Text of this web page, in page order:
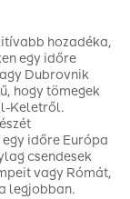
hozadéka,
egy időre
Dubrovnik
hogy tömegek
Keletről.
időre Európa
csendesek
vagy Rómát,
legjobban.